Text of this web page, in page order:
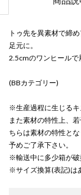
トゥ先を異素材で締
足元に。
2.5cmのワンヒールで
(BBカテゴリー)
※生産過程に生じるキ
また素材の特性上、
ちらは素材の特性とな
予めご了承下さい。
※輸送中に多少箱が破
※サイズ換算(表記)は